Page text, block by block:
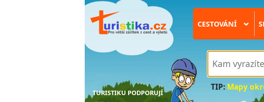
TURISTIKU PODPORUJÍ
CESTOVÁNÍ ›
TIP: Mapy